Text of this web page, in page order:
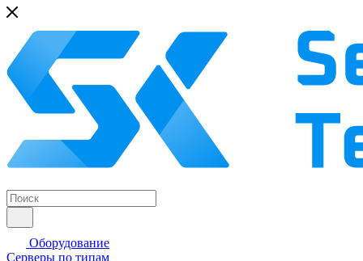
Оборудование
Серверы по типам